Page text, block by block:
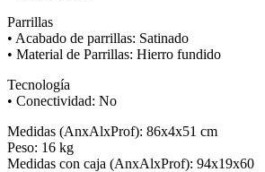
Parrillas
• Acabado de parrillas: Satinado
• Material de Parrillas: Hierro fundido
Tecnología
• Conectividad: No
Medidas (AnxAlxProf): 86x4x51 cm
Peso: 16 kg
Medidas con caja (AnxAlxProf): 94x19x60